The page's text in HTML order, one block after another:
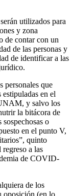
utilizados para
y zona
de contar con un
de las personas y
de identificar a las
personales que
en el
y salvo los
la bitácora de
o
en el punto V,
quinto
a las
de COVID-
de los